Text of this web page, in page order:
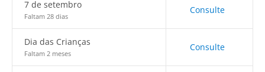
7 de setembro
Faltam 28 dias
Consulte
Dia das Crianças
Faltam 2 meses
Consulte